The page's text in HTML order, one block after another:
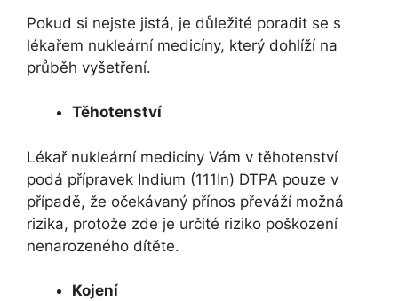
Pokud si nejste jistá, je důležité poradit se s
lékařem nukleární medicíny, který dohlíží na
průběh vyšetření.
Těhotenství
Lékař nukleární medicíny Vám v těhotenství
podá přípravek Indium (111In) DTPA pouze v
případě, že očekávaný přínos převáží možná
rizika, protože zde je určité riziko poškození
nenarozeného dítěte.
Kojení